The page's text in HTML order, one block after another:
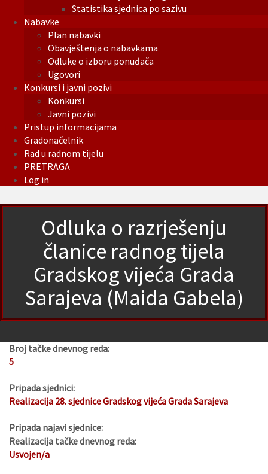
Statistika sjednica po sazivu
Nabavke
Plan nabavki
Obavještenja o nabavkama
Odluke o izboru ponuđača
Ugovori
Konkursi i javni pozivi
Konkursi
Javni pozivi
Pristup informacijama
Gradonačelnik
Rad u radnom tijelu
PRETRAGA
Log in
Odluka o razrješenju
članice radnog tijela
Gradskog vijeća Grada
Sarajeva (Maida Gabela)
Broj tačke dnevnog reda:
5
Pripada sjednici:
Realizacija 28. sjednice Gradskog vijeća Grada Sarajeva
Pripada najavi sjednice:
Realizacija tačke dnevnog reda:
Usvojen/a